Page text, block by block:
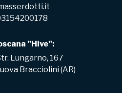
"Hive":
Lungarno, 167
Bracciolini (AR)